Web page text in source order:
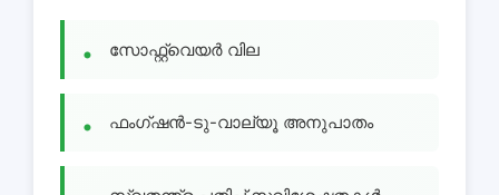
സോഫ്റ്റ്വെയർ വില
ഫംഗ്ഷൻ-ടു-വാല്യൂ അനുപാതം